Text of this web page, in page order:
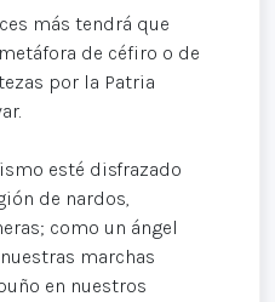
más tendrá que
de céfiro o de
por la Patria
esté disfrazado
de nardos,
como un ángel
marchas
en nuestros